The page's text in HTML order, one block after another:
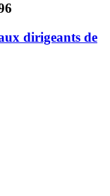
dirigeants de